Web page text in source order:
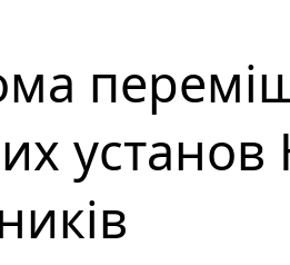
установ